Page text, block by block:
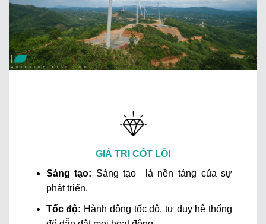
GIÁ TRỊ CỐT LÕI
Sáng tạo: Sáng tạo là nền tảng của sự
phát triển.
Tốc độ: Hành động tốc độ, tư duy hệ thống